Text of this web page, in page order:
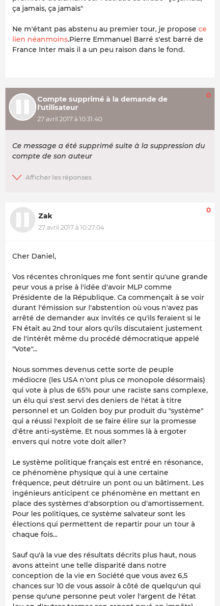
ça jamais, ça jamais"
Ne m'étant pas abstenu au premier tour, je propose ce
lien néanmoins.Pierre Emmanuel Barré s'est barré de
France Inter mais il a un peu raison dans le fond.
Compte supprimé à la demande de
l'utilisateur
27 avril 2017 à 10:31:40
0
Ce message a été supprimé suite à la suppression du
compte de son auteur
Zak
27 avril 2017 à 10:27:04
0
Cher Daniel,
Vos récentes chroniques me font sentir qu'une grande
peur vous a prise à l'idée d'avoir MLP comme
Présidente de la République. Ca commençait à se voir
durant l'émission sur l'abstention où vous n'avez pas
arrêté de demander aux invités ce qu'ils feraient si le
FN était au 2nd tour alors qu'ils discutaient justement
de l'intérêt même du procédé démocratique appelé
"Vote"...
Nous sommes devenus cette sorte de peuple
médiocre (les USA n'ont plus ce monopole désormais)
qui vote à plus de 65% pour une raciste sans complexe,
un élu qui s'est servi des deniers de l'état à titre
personnel et un Golden boy pur produit du "système"
qui a réussi l'exploit de se faire élire sur la promesse
d'être anti-système. Et nous sommes là à ergoter
envers qui notre vote doit aller?
Le système politique français est entré en résonance,
ce phénomène physique qui à une certaine
fréquence, peut détruire un pont ou un bâtiment. Les
ingénieurs anticipent ce phénomène en mettant en
place des systèmes d'absorption ou d'amortissement.
Pour les politiques, ce système salvateur sont les
élections qui permettent de repartir pour un tour à
chaque fois...
Sauf qu'à la vue des résultats décrits plus haut, nous
avons atteint une telle disparité dans notre
conception de la vie en Société que vous avez 6,5
chances sur 10 de vous assoir à côté de quelqu'un qui
pense qu'une personne peut voler l'argent de l'état